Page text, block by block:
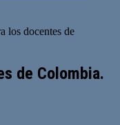
los docentes de
de Colombia.